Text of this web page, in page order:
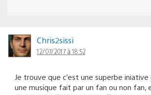
Chris2sissi
12/07/2017 à 18:52
Je trouve que c’est une superbe
une musique fait par un fan ou non fan,